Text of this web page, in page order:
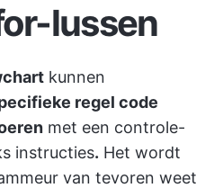
lussen
kunnen
regel code
met een controle-
instructies. Het wordt
van tevoren weet